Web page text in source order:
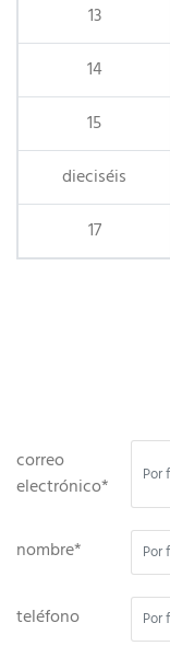
13
14
15
dieciséis
17
correo
electrónico*
nombre*
teléfono